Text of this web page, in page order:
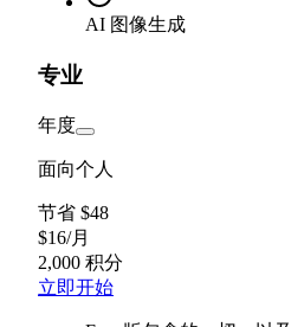
AI 图像生成
专业
年度
面向个人
节省 $48
$16/月
2,000 积分
立即开始